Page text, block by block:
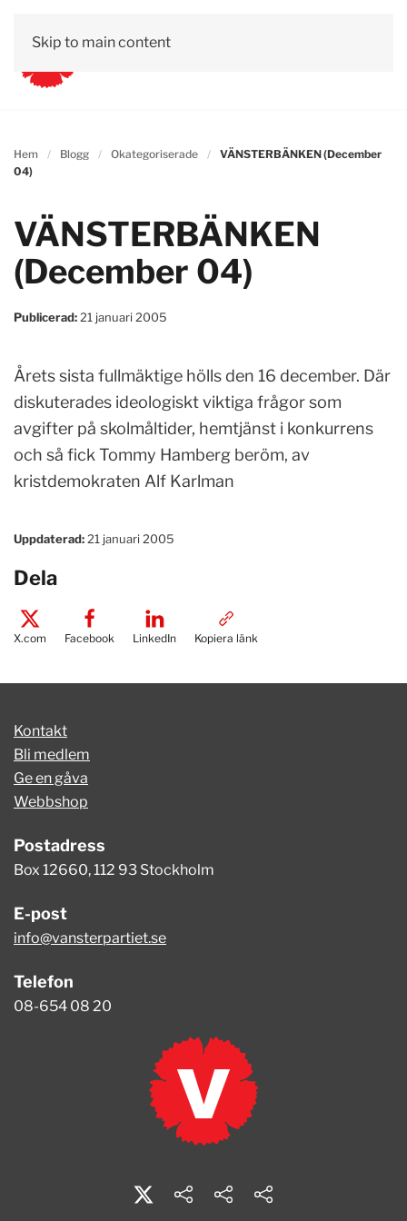
Skip to main content
Hem Blogg Okategoriserade
VÄNSTERBÄNKEN (December
04)
VÄNSTERBÄNKEN
(December 04)
Publicerad: 21 januari 2005
Årets sista fullmäktige hölls den 16 december. Där
diskuterades ideologiskt viktiga frågor som
avgifter på skolmåltider, hemtjänst i konkurrens
och så fick Tommy Hamberg beröm, av
kristdemokraten Alf Karlman
Uppdaterad: 21 januari 2005
Dela
X.com Facebook LinkedIn Kopiera länk
Kontakt
Bli medlem
Ge en gåva
Webbshop
Postadress
Box 12660, 112 93 Stockholm
E-post
info@vansterpartiet.se
Telefon
08-654 08 20